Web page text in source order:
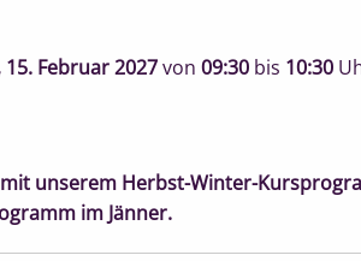
Februar 2027von 09:30 bis 10:30
unserem Herbst-Winter-
im Jänner.